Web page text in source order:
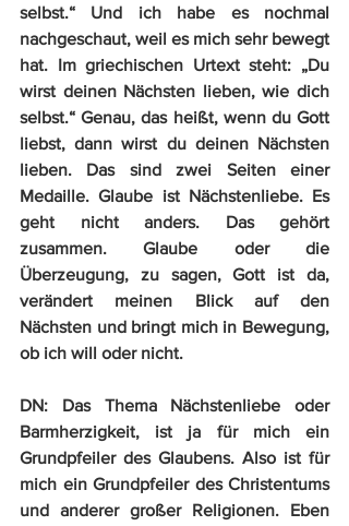
selbst.“ Und ich habe es nochmal
nachgeschaut, weil es mich sehr bewegt
hat. Im griechischen Urtext steht: „Du
wirst deinen Nächsten lieben, wie dich
selbst.“ Genau, das heißt, wenn du Gott
liebst, dann wirst du deinen Nächsten
lieben. Das sind zwei Seiten einer
Medaille. Glaube ist Nächstenliebe. Es
geht nicht anders. Das gehört
zusammen. Glaube oder die
Überzeugung, zu sagen, Gott ist da,
verändert meinen Blick auf den
Nächsten und bringt mich in Bewegung,
ob ich will oder nicht.
DN: Das Thema Nächstenliebe oder
Barmherzigkeit, ist ja für mich ein
Grundpfeiler des Glaubens. Also ist für
mich ein Grundpfeiler des Christentums
und anderer großer Religionen. Eben